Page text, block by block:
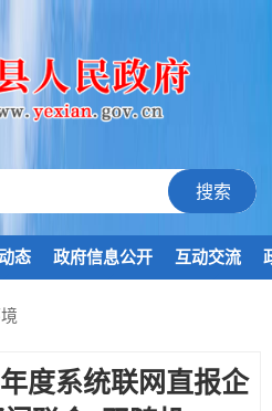
态 政府信息公开 互动交流
度系统联网直报企